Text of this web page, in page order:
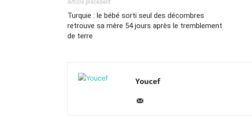
Article précédent
Turquie : le bébé sorti seul des décombres
retrouve sa mère 54 jours après le tremblement
de terre
Youcef